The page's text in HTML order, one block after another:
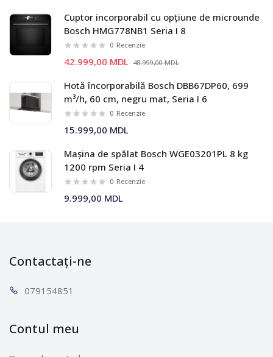
Cuptor incorporabil cu opțiune de microunde
Bosch HMG778NB1 Seria I 8
0 Recenzie
42.999,00 MDL 48.999,00 MDL
Hotă încorporabilă Bosch DBB67DP60, 699
m³/h, 60 cm, negru mat, Seria I 6
0 Recenzie
15.999,00 MDL
Mașina de spălat Bosch WGE03201PL 8 kg
1200 rpm Seria I 4
0 Recenzie
9.999,00 MDL
Contactați-ne
0791 54851
Contul meu